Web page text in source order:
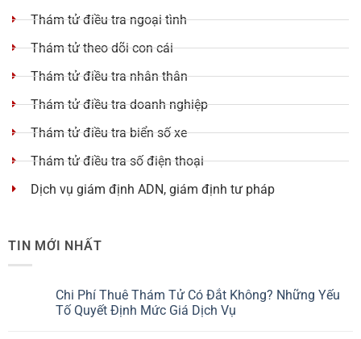
Thám tử điều tra ngoại tình
Thám tử theo dõi con cái
Thám tử điều tra nhân thân
Thám tử điều tra doanh nghiệp
Thám tử điều tra biển số xe
Thám tử điều tra số điện thoại
Dịch vụ giám định ADN, giám định tư pháp
TIN MỚI NHẤT
Chi Phí Thuê Thám Tử Có Đắt Không? Những Yếu
Tố Quyết Định Mức Giá Dịch Vụ